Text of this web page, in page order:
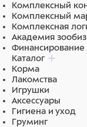
Комплексный
Комплексный
Комплексная
Академия
Финансирование
Каталог
Корма
Лакомства
Игрушки
Аксессуары
Гигиена и уход
Груминг